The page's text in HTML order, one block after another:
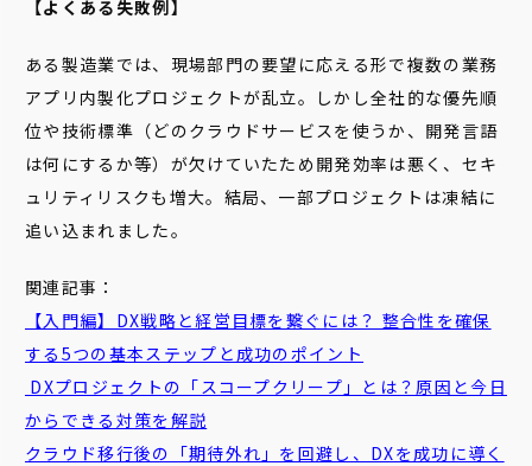
【よくある失敗例】
ある製造業では、現場部門の要望に応える形で複数の業務
アプリ内製化プロジェクトが乱立。しかし全社的な優先順
位や技術標準（どのクラウドサービスを使うか、開発言語
は何にするか等）が欠けていたため開発効率は悪く、セキ
ュリティリスクも増大。結局、一部プロジェクトは凍結に
追い込まれました。
関連記事：
【入門編】DX戦略と経営目標を繋ぐには？ 整合性を確保
する5つの基本ステップと成功のポイント
DXプロジェクトの「スコープクリープ」とは？原因と今日
からできる対策を解説
クラウド移行後の「期待外れ」を回避し、DXを成功に導く